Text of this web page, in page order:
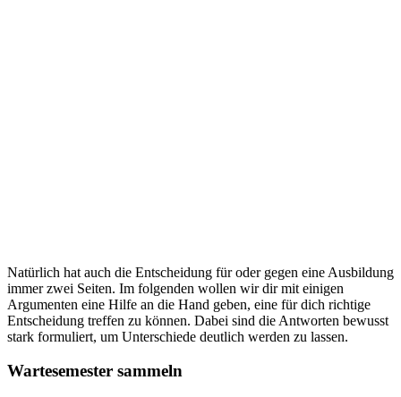
Natürlich hat auch die Entscheidung für oder gegen eine Ausbildung
immer zwei Seiten. Im folgenden wollen wir dir mit einigen
Argumenten eine Hilfe an die Hand geben, eine für dich richtige
Entscheidung treffen zu können. Dabei sind die Antworten bewusst
stark formuliert, um Unterschiede deutlich werden zu lassen.
Wartesemester sammeln